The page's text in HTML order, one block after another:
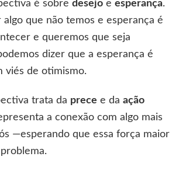
é sobre desejo e esperança.
algo que não temos e esperança é
e queremos que seja
dizer que a esperança é
viés de otimismo.
trata da prece e da ação
a conexão com algo mais
—esperando que essa força maior